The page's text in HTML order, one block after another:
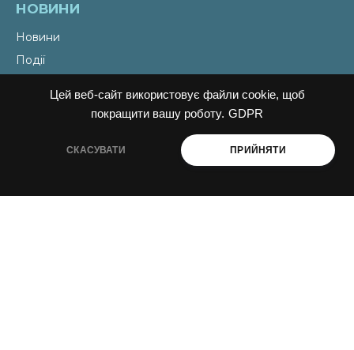
Цей веб-сайт використовує файли cookie, щоб
покращити вашу роботу. GDPR
СКАСУВАТИ ПРИЙНЯТИ
НОВИНИ
Новини
Події
Наші ініціативи